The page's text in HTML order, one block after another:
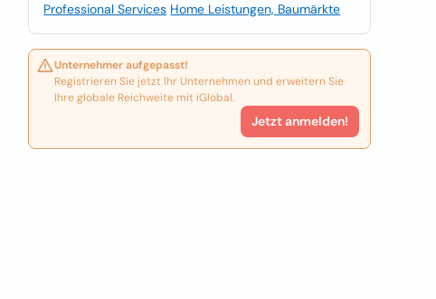
Professional Services Home Leistungen, Baumärkte
Unternehmer aufgepasst!
Registrieren Sie jetzt Ihr Unternehmen und erweitern Sie
Ihre globale Reichweite mit iGlobal.
Jetzt anmelden!